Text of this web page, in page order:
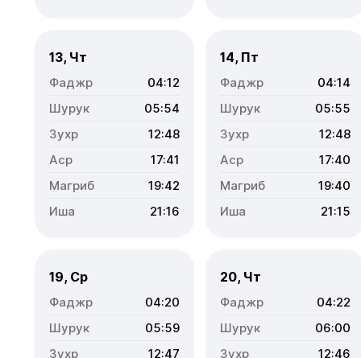
13, Чт
04:12
05:54
12:48
17:41
19:42
21:16
14, Пт
04:14
05:55
12:48
17:40
19:40
21:15
19, Ср
04:20
05:59
12:47
20, Чт
04:22
06:00
12:46